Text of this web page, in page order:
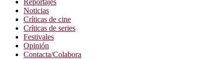
Noticias
Críticas de cine
Críticas de series
Festivales
Opinión
Contacta/Colabora